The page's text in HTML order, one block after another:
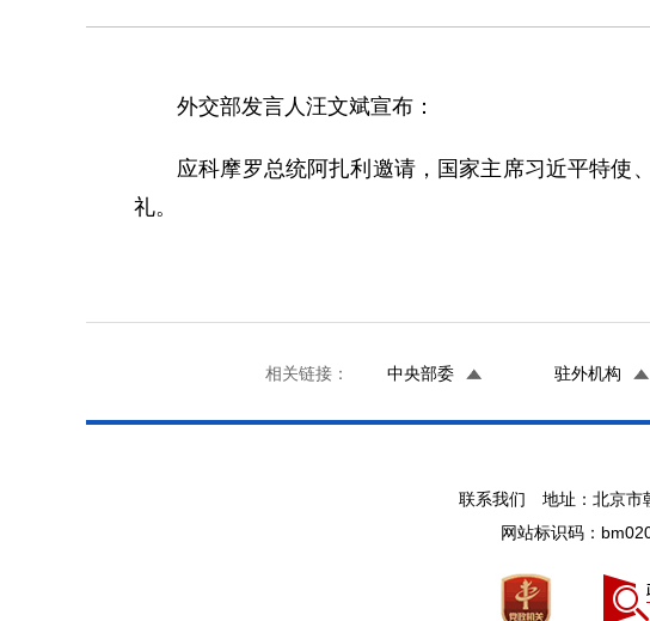
外交部发言人汪文斌宣布：
应科摩罗总统阿扎利邀请，国家主席习近平特使
礼。
相关链接： 中央部委 驻外机构
联系我们 地址：北京市
网站标识码：